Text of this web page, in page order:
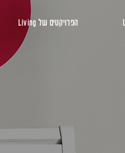
הפרויקטים של Living